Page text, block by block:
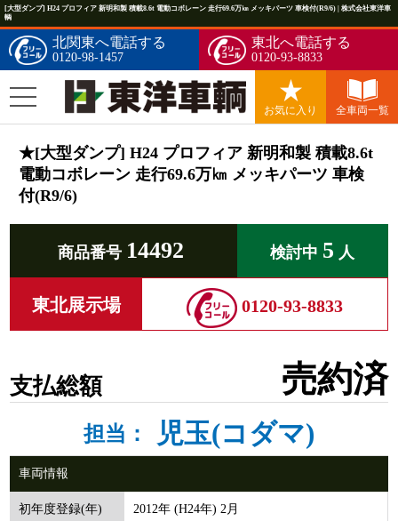
[大型ダンプ] H24 プロフィア 新明和製 積載8.6t 電動コボレーン 走行69.6万㎞ メッキパーツ 車検付(R9/6) | 株式会社東洋車
輌
北関東へ電話する
0120-98-1457
東北へ電話する
0120-93-8833
お気に入り 全車両一覧
★[大型ダンプ] H24 プロフィア 新明和製 積載8.6t
電動コボレーン 走行69.6万㎞ メッキパーツ 車検
付(R9/6)
商品番号 14492 検討中 5 人
東北展示場 0120-93-8833
支払総額 売約済
担当： 児玉(コダマ)
車両情報
初年度登録(年) 2012年 (H24年) 2月